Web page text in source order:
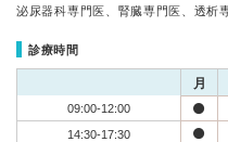
泌尿器科専門医、腎臓専門医、透析
診療時間
月
09:00-12:00
14:30-17:30